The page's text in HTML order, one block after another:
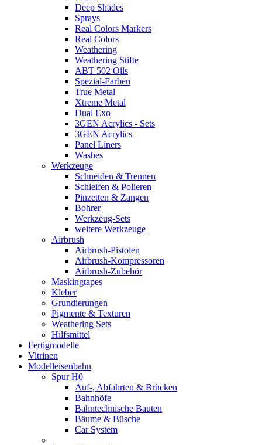
Deep Shades
Sprays
Real Colors Markers
Real Colors
Weathering
Weathering Stifte
ABT 502 Oils
Spezial-Farben
True Metal
Xtreme Metal
Dual Exo
3GEN Acrylics - Sets
3GEN Acrylics
Panel Liners
Washes
Werkzeuge
Schneiden & Trennen
Schleifen & Polieren
Pinzetten & Zangen
Bohrer
Werkzeug-Sets
weitere Werkzeuge
Airbrush
Airbrush-Pistolen
Airbrush-Kompressoren
Airbrush-Zubehör
Maskingtapes
Kleber
Grundierungen
Pigmente & Texturen
Weathering Sets
Hilfsmittel
Fertigmodelle
Vitrinen
Modelleisenbahn
Spur H0
Auf-, Abfahrten & Brücken
Bahnhöfe
Bahntechnische Bauten
Bäume & Büsche
Car System